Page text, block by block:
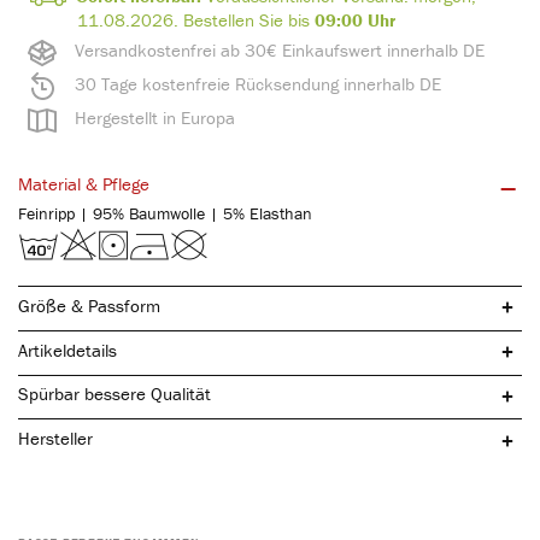
Versandkostenfrei ab 30€ Einkaufswert innerhalb DE
30 Tage kostenfreie Rücksendung innerhalb DE
Hergestellt in Europa
11.08.2026. Bestellen Sie bis 09:00 Uhr
Material & Pflege
Feinripp | 95% Baumwolle | 5% Elasthan
Größe & Passform
Artikeldetails
Spürbar bessere Qualität
Hersteller